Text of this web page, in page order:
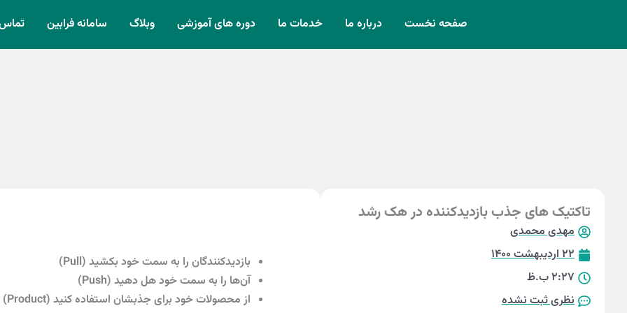
محتوا
صفحه نخست درباره ما خدمات ما دوره های آموزشی وبلاگ سامانه فرابین تماس
تاکتیک های جذب بازدیدکننده در هک رشد
مهدی محمدی
22 اردیبهشت 1400
2:27 ب.ظ
نظری ثبت نشده
بازدیدکنندگان را به سمت خود بکشید (Pull)
آن‌ها را به سمت خود هل دهید (Push)
از محصولات خود برای جذبشان استفاده کنید (Product)